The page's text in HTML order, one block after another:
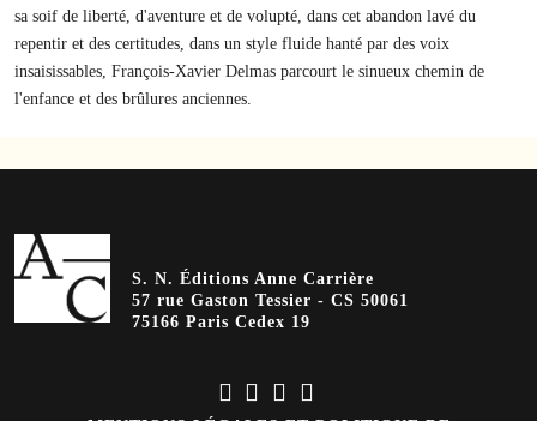
sa soif de liberté, d'aventure et de volupté, dans cet abandon lavé du
repentir et des certitudes, dans un style fluide hanté par des voix
insaisissables, François-Xavier Delmas parcourt le sinueux chemin de
l'enfance et des brûlures anciennes.
S. N. Éditions Anne Carrière
57 rue Gaston Tessier - CS 50061
75166 Paris Cedex 19